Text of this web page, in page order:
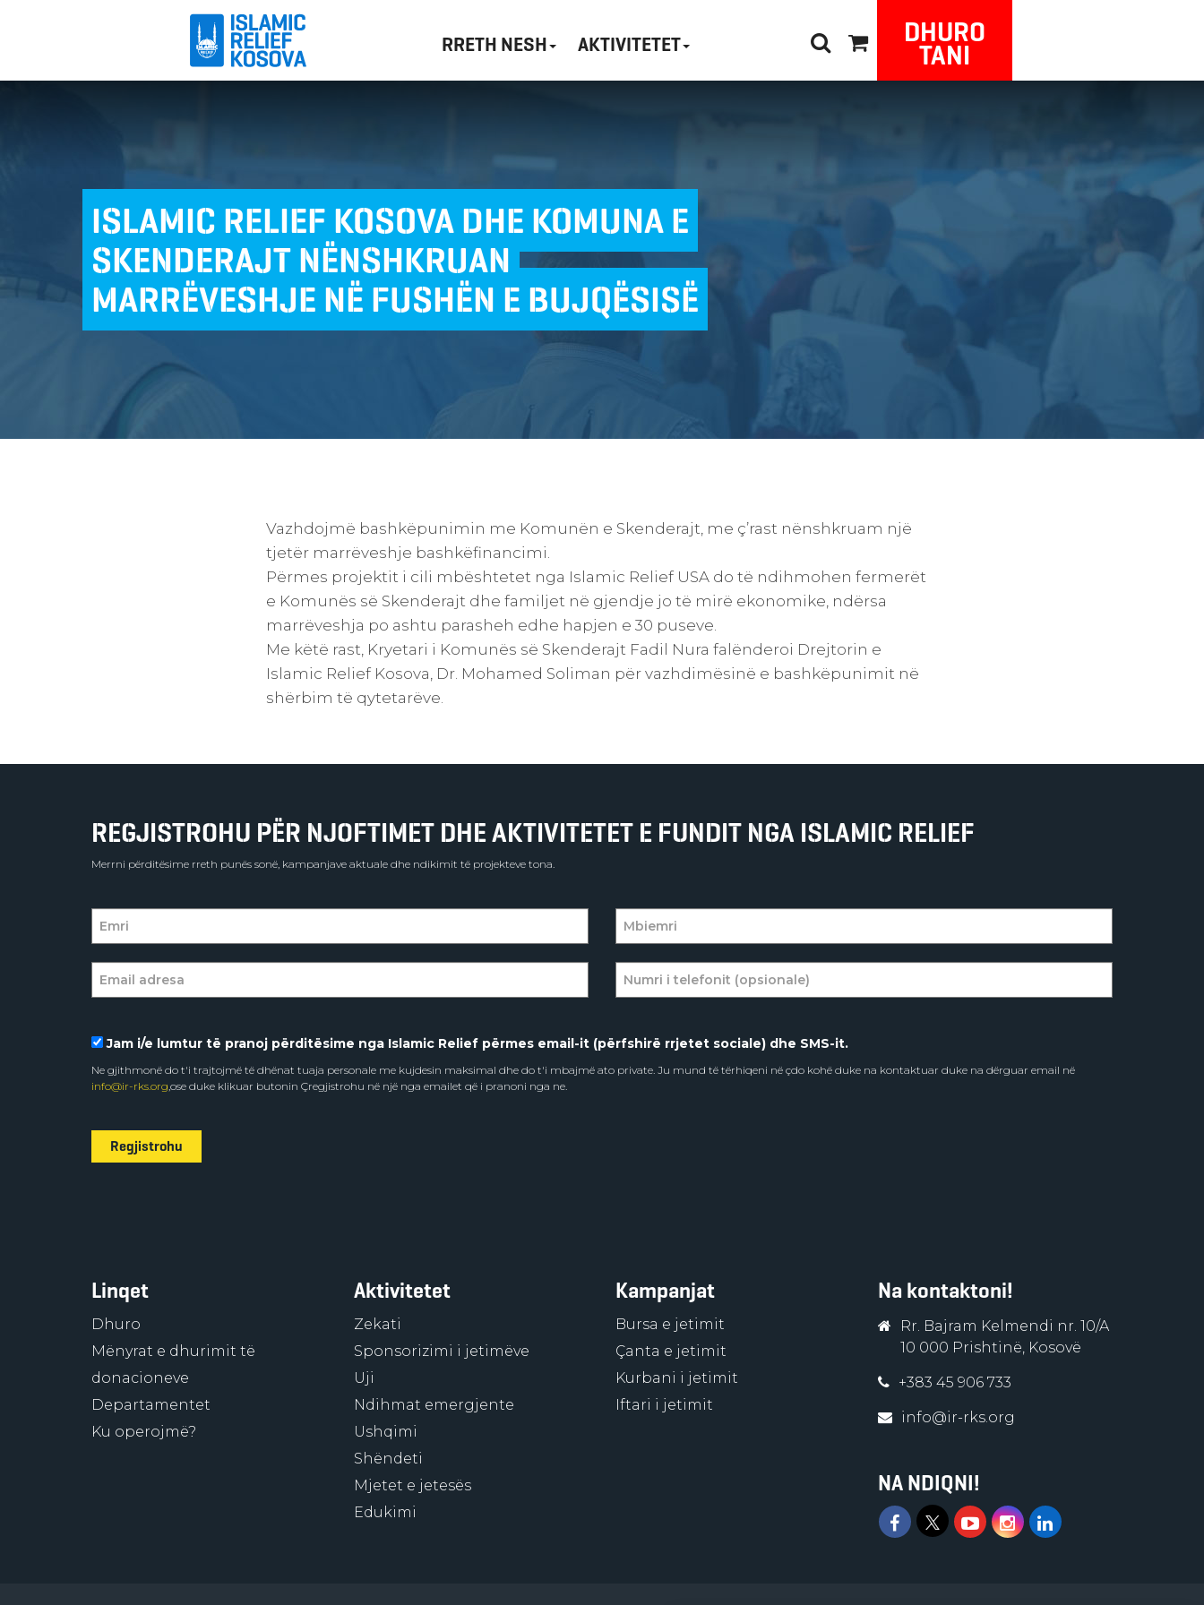
RRETH NESH AKTIVITETET DHURO
TANI
ISLAMIC RELIEF KOSOVA DHE KOMUNA E
SKENDERAJT NËNSHKRUAN
MARRËVESHJE NË FUSHËN E BUJQËSISË
Vazhdojmë bashkëpunimin me Komunën e Skenderajt, me ç’rast nënshkruam një
tjetër marrëveshje bashkëfinancimi.
Përmes projektit i cili mbështetet nga Islamic Relief USA do të ndihmohen fermerët
e Komunës së Skenderajt dhe familjet në gjendje jo të mirë ekonomike, ndërsa
marrëveshja po ashtu parasheh edhe hapjen e 30 puseve.
Me këtë rast, Kryetari i Komunës së Skenderajt Fadil Nura falënderoi Drejtorin e
Islamic Relief Kosova, Dr. Mohamed Soliman për vazhdimësinë e bashkëpunimit në
shërbim të qytetarëve.
REGJISTROHU PËR NJOFTIMET DHE AKTIVITETET E FUNDIT NGA ISLAMIC RELIEF
Merrni përditësime rreth punës sonë, kampanjave aktuale dhe ndikimit të projekteve tona.
Jam i/e lumtur të pranoj përditësime nga Islamic Relief përmes email-it (përfshirë rrjetet sociale) dhe SMS-it.
Ne gjithmonë do t'i trajtojmë të dhënat tuaja personale me kujdesin maksimal dhe do t'i mbajmë ato private. Ju mund të tërhiqeni në çdo kohë duke na kontaktuar duke na dërguar email në
info@ir-rks.org,ose duke klikuar butonin Çregjistrohu në një nga emailet që i pranoni nga ne.
Regjistrohu
Linqet
Dhuro
Mënyrat e dhurimit të
donacioneve
Departamentet
Ku operojmë?
Aktivitetet
Zekati
Sponsorizimi i jetimëve
Uji
Ndihmat emergjente
Ushqimi
Shëndeti
Mjetet e jetesës
Edukimi
Kampanjat
Bursa e jetimit
Çanta e jetimit
Kurbani i jetimit
Iftari i jetimit
Na kontaktoni!
Rr. Bajram Kelmendi nr. 10/A
10 000 Prishtinë, Kosovë
+383 45 906 733
info@ir-rks.org
NA NDIQNI!